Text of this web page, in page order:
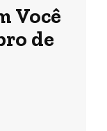
Você
de